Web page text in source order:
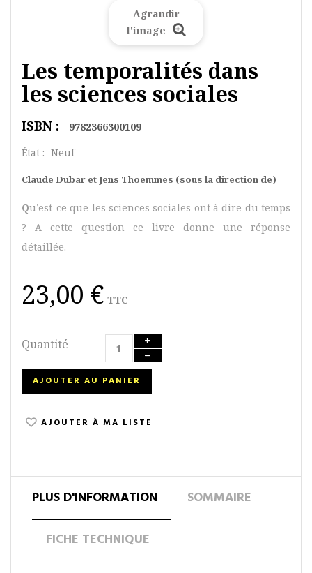
Agrandir
l'image
Les temporalités dans
les sciences sociales
ISBN :
9782366300109
État : Neuf
Claude Dubar et Jens Thoemmes (sous la direction de)
Qu’est-ce que les sciences sociales ont à dire du temps
? A cette question ce livre donne une réponse
détaillée.
23,00 € TTC
Quantité
AJOUTER AU PANIER
AJOUTER À MA LISTE
PLUS D'INFORMATION SOMMAIRE
FICHE TECHNIQUE